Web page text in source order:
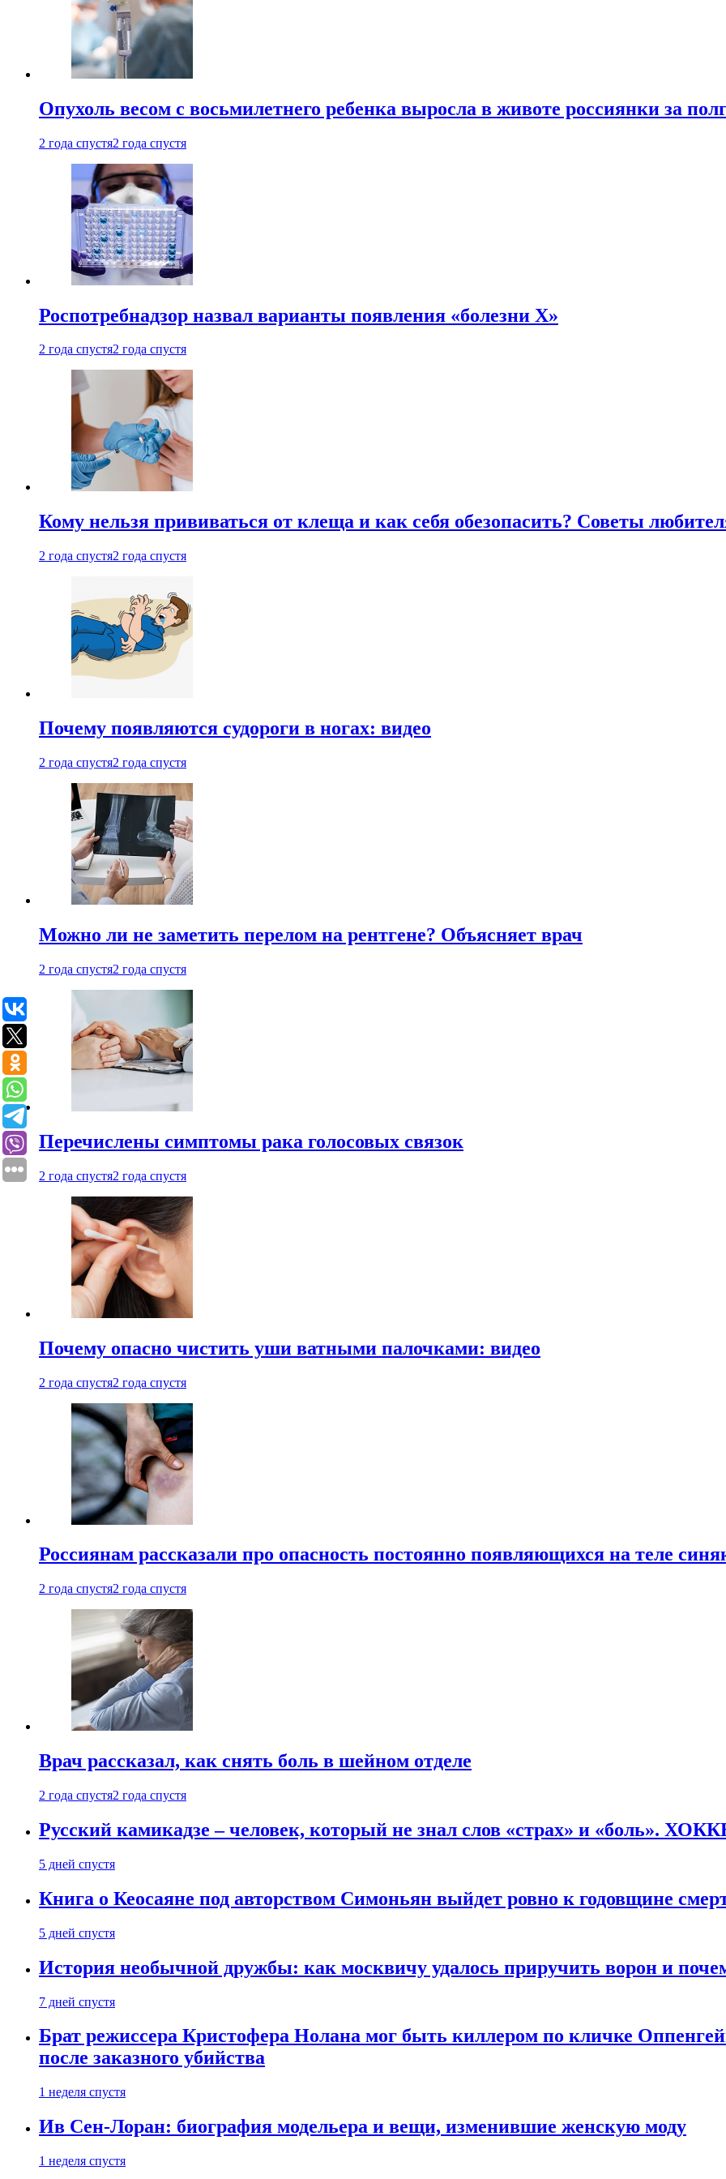
Опухоль весом с восьмилетнего ребенка выросла в животе россиянки за
2 года спустя2 года спустя
Роспотребнадзор назвал варианты появления «болезни Х»
2 года спустя2 года спустя
Кому нельзя прививаться от клеща и как себя обезопасить? Советы
2 года спустя2 года спустя
Почему появляются судороги в ногах: видео
2 года спустя2 года спустя
Можно ли не заметить перелом на рентгене? Объясняет врач
2 года спустя2 года спустя
Перечислены симптомы рака голосовых связок
2 года спустя2 года спустя
Почему опасно чистить уши ватными палочками: видео
2 года спустя2 года спустя
Россиянам рассказали про опасность постоянно появляющихся на теле
2 года спустя2 года спустя
Врач рассказал, как снять боль в шейном отделе
2 года спустя2 года спустя
Русский камикадзе – человек, который не знал слов «страх» и «боль».
5 дней спустя
Книга о Кеосаяне под авторством Симоньян выйдет ровно к годовщине
5 дней спустя
История необычной дружбы: как москвичу удалось приручить ворон и
7 дней спустя
Брат режиссера Кристофера Нолана мог быть киллером по кличке
после заказного убийства
1 неделя спустя
Ив Сен-Лоран: биография модельера и вещи, изменившие женскую моду
1 неделя спустя